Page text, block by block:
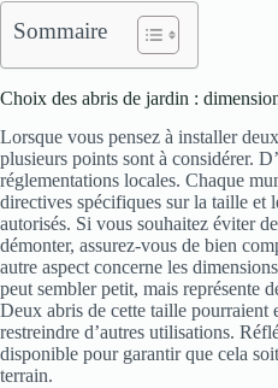
Sommaire
Choix des abris de jardin :
Lorsque vous pensez à installer
plusieurs points sont à considérer.
réglementations locales. Chaque
directives spécifiques sur la taille et
autorisés. Si vous souhaitez éviter
démonter, assurez-vous de bien
autre aspect concerne les
peut sembler petit, mais représente
Deux abris de cette taille pourraient
restreindre d’autres utilisations.
disponible pour garantir que cela
terrain.